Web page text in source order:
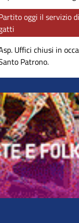
oggi il servizio
Uffici chiusi in
Patrono.